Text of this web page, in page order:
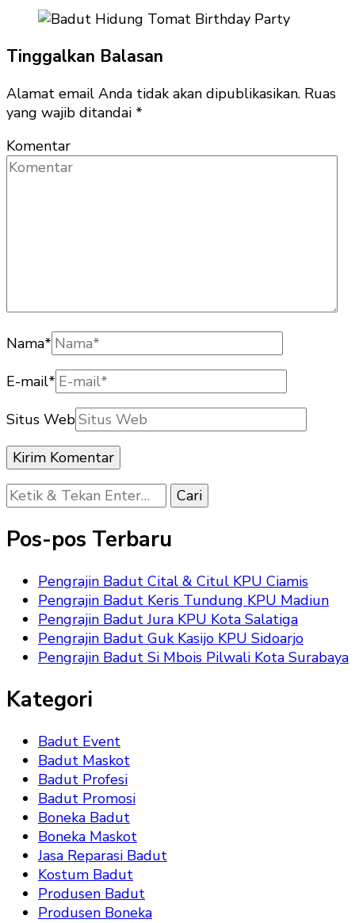
Tinggalkan Balasan
Alamat email Anda tidak akan dipublikasikan. Ruas
yang wajib ditandai *
Komentar
Nama*
E-mail*
Situs Web
Mencari
Sesuatu?
Pos-pos Terbaru
Pengrajin Badut Cital & Citul KPU Ciamis
Pengrajin Badut Keris Tundung KPU Madiun
Pengrajin Badut Jura KPU Kota Salatiga
Pengrajin Badut Guk Kasijo KPU Sidoarjo
Pengrajin Badut Si Mbois Pilwali Kota Surabaya
Kategori
Badut Event
Badut Maskot
Badut Profesi
Badut Promosi
Boneka Badut
Boneka Maskot
Jasa Reparasi Badut
Kostum Badut
Produsen Badut
Produsen Boneka